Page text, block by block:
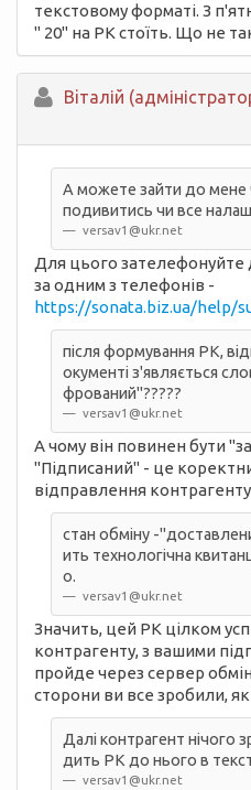
текстовому форматі. З
" 20" на РК стоїть. Що не
Вiталій
А можете зайти до мене
подивитись чи все
versav1@ukr.net
Для цього зателефонуйте
за одним з телефонів -
https://sonata.biz.ua/help/
після формування РК,
окументі з'являється
фрований"?????
versav1@ukr.net
А чому він повинен бути
"Підписаний" - це
відправлення
стан обміну -
ить технологічна
о.
versav1@ukr.net
Значить, цей РК цілком
контрагенту, з вашими
пройде через сервер
сторони ви все зробили,
Далі контрагент нічого
дить РК до нього в
versav1@ukr.net